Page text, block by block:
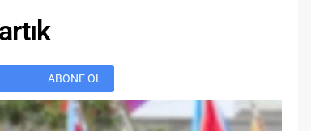
ABONE OL
RecepKayalı
29.04.2026 - 12:23